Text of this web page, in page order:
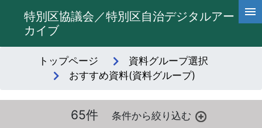
特別区協議会／特別区自治デジタルアー
カイブ
トップページ
資料グループ選択
おすすめ資料(資料グループ)
65件